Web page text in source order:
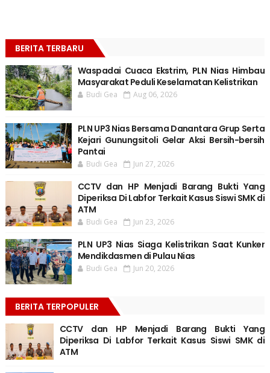
BERITA TERBARU
Waspadai Cuaca Ekstrim, PLN Nias Himbau
Masyarakat Peduli Keselamatan Kelistrikan
Budi Gea Aug 06, 2026
PLN UP3 Nias Bersama Danantara Grup Serta
Kejari Gunungsitoli Gelar Aksi Bersih-bersih
Pantai
Budi Gea Jun 27, 2026
CCTV dan HP Menjadi Barang Bukti Yang
Diperiksa Di Labfor Terkait Kasus Siswi SMK di
ATM
Budi Gea Jun 23, 2026
PLN UP3 Nias Siaga Kelistrikan Saat Kunker
Mendikdasmen di Pulau Nias
Budi Gea Jun 20, 2026
BERITA TERPOPULER
CCTV dan HP Menjadi Barang Bukti Yang
Diperiksa Di Labfor Terkait Kasus Siswi SMK di
ATM